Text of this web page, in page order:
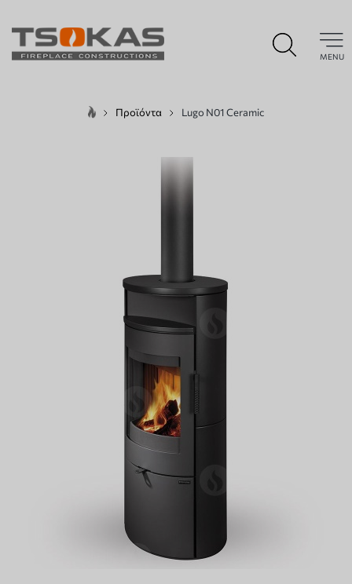
MENU
Προϊόντα Lugo N01 Ceramic